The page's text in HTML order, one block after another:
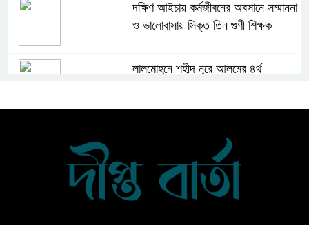
দক্ষিণ আইচায় কর্মজীবনের অবসানে সম্মাননা
ও ভালোবাসায় সিক্ত তিন গুণী শিক্ষক
লালমোহনে শহীদ নূরে আলমের ৪র্থ
ইন্দোনেশিয়ার বিশ্ববিদ্যালয়ে ফুল ফান্ডেড
স্কলারশিপ অর্জন করলেন লালমোহনের
সন্তান ফাহিম